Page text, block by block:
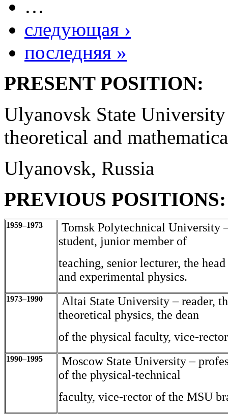
…
следующая ›
последняя »
PRESENT POSITION:
Ulyanovsk State
theoretical and
Ulyanovsk, Russia
PREVIOUS POSITIONS:
1959–1973
Tomsk Polytechnical University
student, junior member of
teaching, senior lecturer, the
and experimental physics.
1973–1990
Altai State University – reader,
theoretical physics, the dean
of the physical faculty, vice-
1990–1995
Moscow State University –
of the physical-technical
faculty, vice-rector of the MSU